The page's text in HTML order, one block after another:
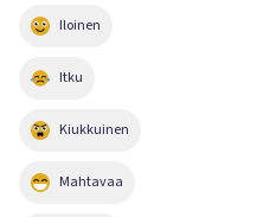
Iloinen
Itku
Kiukkuinen
Mahtavaa